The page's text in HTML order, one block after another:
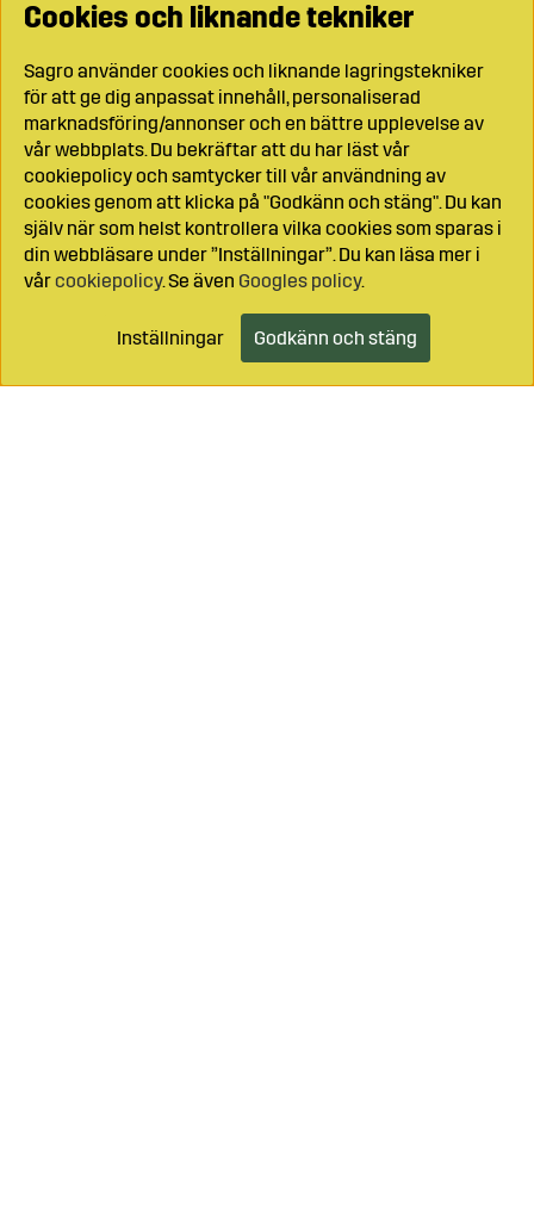
Lägg i kundvagnen
Cookies och liknande tekniker
Sagro använder cookies och liknande lagringstekniker
för att ge dig anpassat innehåll, personaliserad
marknadsföring/annonser och en bättre upplevelse av
vår webbplats. Du bekräftar att du har läst vår
cookiepolicy och samtycker till vår användning av
cookies genom att klicka på "Godkänn och stäng". Du kan
själv när som helst kontrollera vilka cookies som sparas i
din webbläsare under ”Inställningar”. Du kan läsa mer i
vårcookiepolicy. Se även Googles policy.
Inställningar Godkänn och stäng